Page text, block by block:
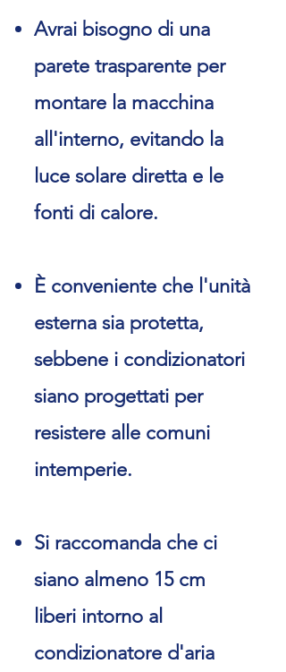
Avrai bisogno di una
parete trasparente per
montare la macchina
all'interno, evitando la
luce solare diretta e le
fonti di calore.
È conveniente che l'unità
esterna sia protetta,
sebbene i condizionatori
siano progettati per
resistere alle comuni
intemperie.
Si raccomanda che ci
siano almeno 15 cm
liberi intorno al
condizionatore d'aria